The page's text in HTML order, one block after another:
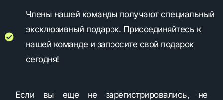
Члены нашей команды получают специальный
эксклюзивный подарок. Присоединяйтесь к
нашей команде и запросите свой подарок
сегодня!
Если вы еще не зарегистрировались, не